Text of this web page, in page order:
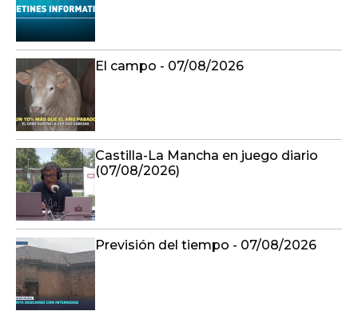
El campo - 07/08/2026
Castilla-La Mancha en juego diario
(07/08/2026)
Previsión del tiempo - 07/08/2026